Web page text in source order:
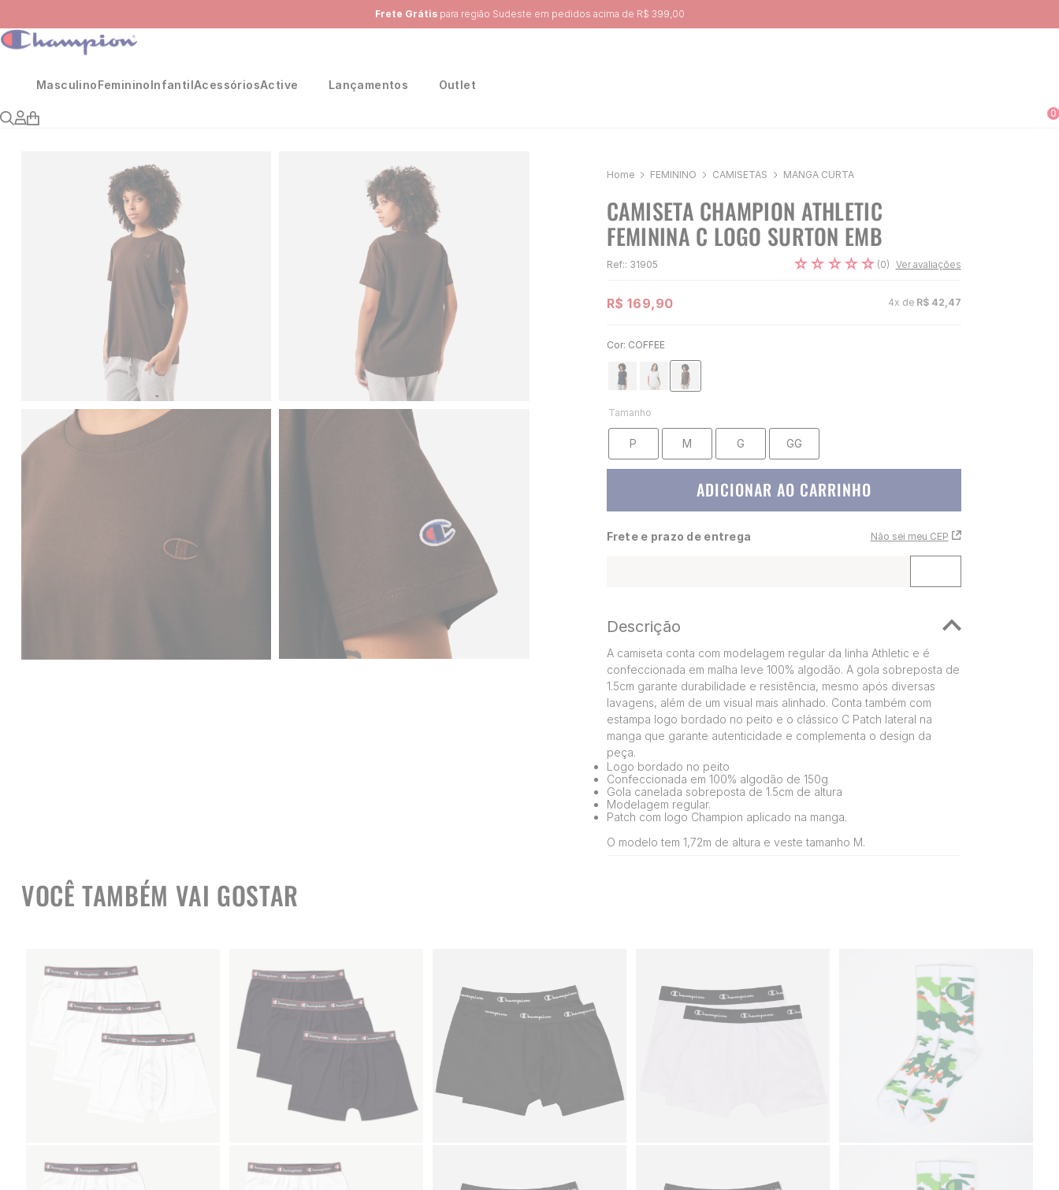
Ganhe 10% na primeira compra, utilizando o cupom: PRIMEIRA10
MasculinoFemininoInfantilAcessóriosActive Lançamentos Outlet
0
FEMININO CAMISETAS MANGA CURTA
CAMISETA CHAMPION ATHLETIC
FEMININA C LOGO SURTON EMB
Ref:: 31905 ☆☆ ☆☆☆ (0) Ver avaliações
R$ 169,90 4x de R$ 42 47
Cor: COFFEE
Tamanho
P M G GG
ADICIONAR AO CARRINHO
Frete e prazo de entrega Não sei meu CEP
Descrição
A camiseta conta com modelagem regular da linha Athletic e é
confeccionada em malha leve 100% algodão. A gola sobreposta de
1.5cm garante durabilidade e resistência, mesmo após diversas
lavagens, além de um visual mais alinhado. Conta também com
estampa logo bordado no peito e o clássico C Patch lateral na
manga que garante autenticidade e complementa o design da
peça.
Logo bordado no peito
Confeccionada em 100% algodão de 150g
Gola canelada sobreposta de 1.5cm de altura
Modelagem regular.
Patch com logo Champion aplicado na manga.
O modelo tem 1,72m de altura e veste tamanho M.
VOCÊ TAMBÉM VAI GOSTAR